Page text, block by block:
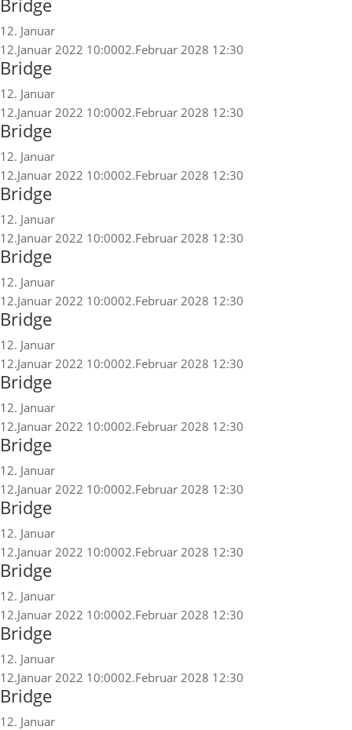
12. Januar
12.Januar 2022 10:0002.Februar 2028 12:30
Bridge
12. Januar
12.Januar 2022 10:0002.Februar 2028 12:30
Bridge
12. Januar
12.Januar 2022 10:0002.Februar 2028 12:30
Bridge
12. Januar
12.Januar 2022 10:0002.Februar 2028 12:30
Bridge
12. Januar
12.Januar 2022 10:0002.Februar 2028 12:30
Bridge
12. Januar
12.Januar 2022 10:0002.Februar 2028 12:30
Bridge
12. Januar
12.Januar 2022 10:0002.Februar 2028 12:30
Bridge
12. Januar
12.Januar 2022 10:0002.Februar 2028 12:30
Bridge
12. Januar
12.Januar 2022 10:0002.Februar 2028 12:30
Bridge
12. Januar
12.Januar 2022 10:0002.Februar 2028 12:30
Bridge
12. Januar
12.Januar 2022 10:0002.Februar 2028 12:30
Bridge
12. Januar